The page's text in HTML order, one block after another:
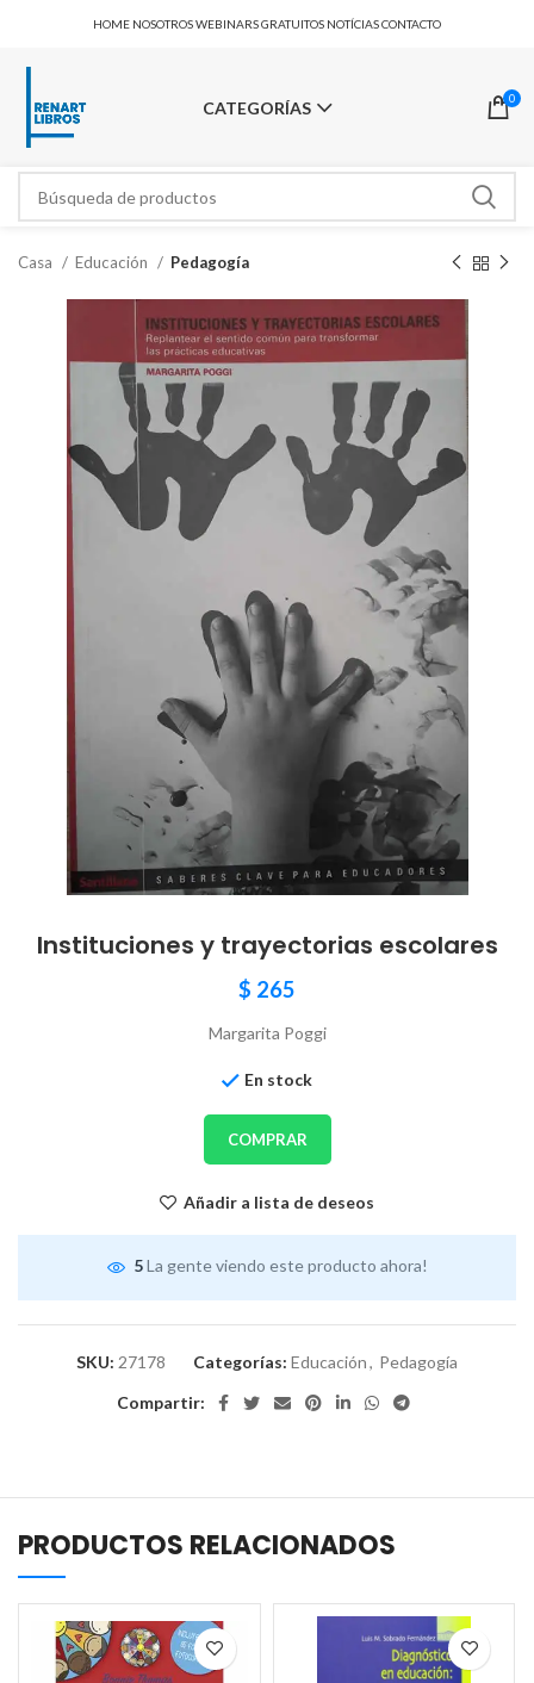
HOME NOSOTROSWEBINARS GRATUITOS NOTÍCIASCONTACTO
CATEGORÍAS 0
Casa Educación Pedagogía
Instituciones y trayectorias escolares
$ 265
Margarita Poggi
En stock
COMPRAR
Añadir a lista de deseos
5 La gente viendo este producto ahora!
SKU: 27178 Categorías: Educación, Pedagogía
Compartir:
PRODUCTOS RELACIONADOS